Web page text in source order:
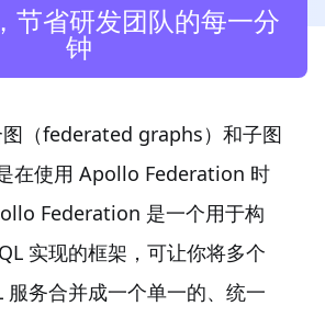
节省研发团队的每一分
钟
（federated graphs）和子图
在使用 Apollo Federation 时
Federation 是一个用于构
实现的框架，可让你将多个
务合并成一个单一的、统一